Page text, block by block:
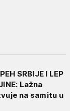
SRBIJE I LEP
Lažna
na samitu u